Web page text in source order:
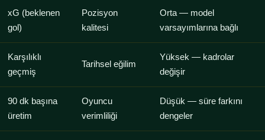
xG (beklenen
gol)
Pozisyon
kalitesi
Orta — model
varsayımlarına bağlı
Karşılıklı
geçmiş
Tarihsel eğilim
Yüksek — kadrolar
değişir
90 dk başına
üretim
Oyuncu
verimliliği
Düşük — süre farkını
dengeler